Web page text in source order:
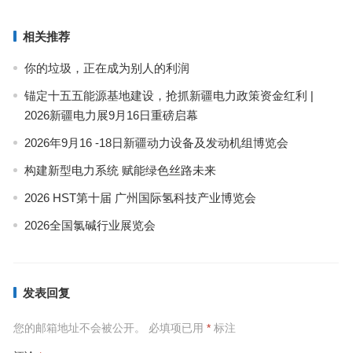
相关推荐
你的垃圾，正在成为别人的利润
锚定十五五能源基地建设，抢抓新疆电力政策资金红利 |
2026新疆电力展9月16日重磅启幕
2026年9月16 -18日新疆动力设备及发动机组博览会
构建新型电力系统 赋能绿色丝路未来
2026 HST第十届 广州国际氢科技产业博览会
2026全国氯碱行业展览会
发表回复
您的邮箱地址不会被公开。 必填项已用 *标注